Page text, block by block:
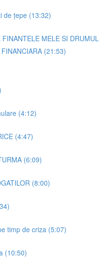
de țepe (13:32)
MELE SI DRUMUL
(21:53)
(4:12)
(4:47)
(6:09)
(8:00)
timp de criza (5:07)
(10:50)